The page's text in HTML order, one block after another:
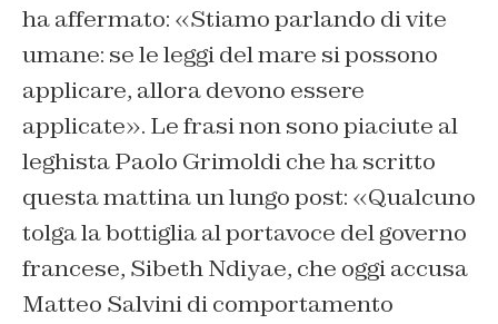
ha affermato: «Stiamo parlando di vite
umane: se le leggi del mare si possono
applicare, allora devono essere
applicate». Le frasi non sono piaciute al
leghista Paolo Grimoldi che ha scritto
questa mattina un lungo post: «Qualcuno
tolga la bottiglia al portavoce del governo
francese, Sibeth Ndiyae, che oggi accusa
Matteo Salvini di comportamento